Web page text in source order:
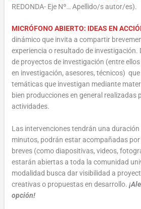
REDONDA- Eje Nº… Apellido/s autor/es).
MICRÓFONO ABIERTO: IDEAS EN
dinámico que invita a compartir
experiencia o resultado de
de proyectos de investigación (entre
en investigación, asesores, técnicos)
temáticas que investigan mediante
bien producciones en general realizadas
actividades.
Las intervenciones tendrán una duración
minutos, podrán estar acompañadas
breves (como diapositivas, videos,
estarán abiertas a toda la comunidad
modalidad busca dar visibilidad a
creativas o propuestas en desarrollo.
opción!